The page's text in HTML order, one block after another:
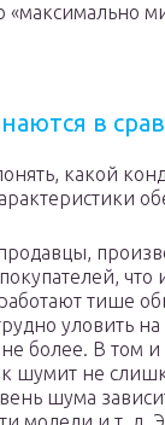
«максимально
в
какой
тише
уловить на
не более. В том и
шумит не
шума